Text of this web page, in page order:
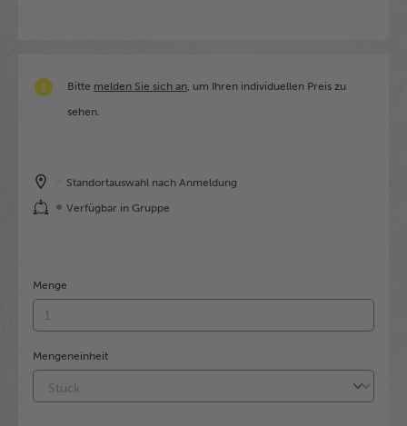
Bitte melden Sie sich an , um Ihren individuellen Preis zu
sehen.
Standortauswahl nach Anmeldung
Verfügbar in Gruppe
Menge
Mengeneinheit